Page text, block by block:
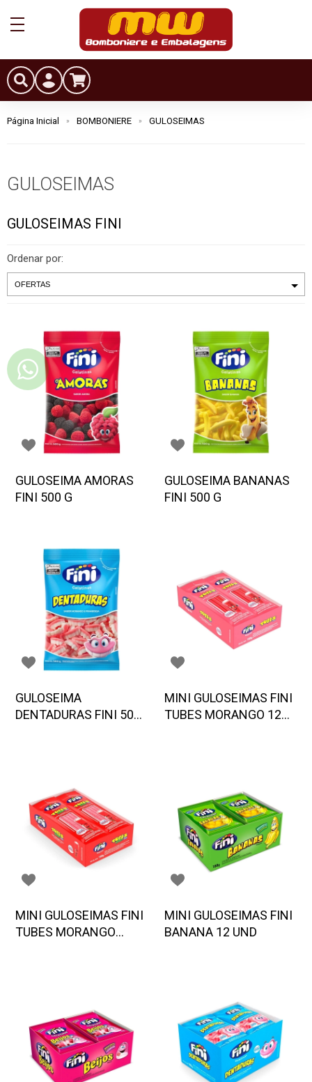
Página Inicial BOMBONIERE GULOSEIMAS
GULOSEIMAS
GULOSEIMAS FINI
Ordenar por:
GULOSEIMA AMORAS
FINI 500 G
GULOSEIMA BANANAS
FINI 500 G
GULOSEIMA
DENTADURAS FINI 500
MINI GULOSEIMAS FINI
TUBES MORANGO 12
MINI GULOSEIMAS FINI
TUBES MORANGO
MINI GULOSEIMAS FINI
BANANA 12 UND